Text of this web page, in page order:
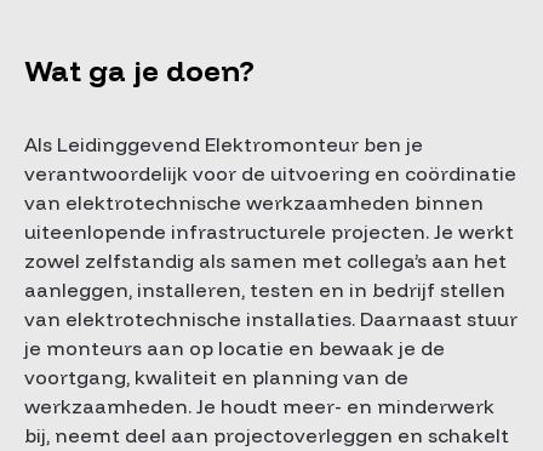
Wat ga je doen?
Als Leidinggevend Elektromonteur ben je
verantwoordelijk voor de uitvoering en coördinatie
van elektrotechnische werkzaamheden binnen
uiteenlopende infrastructurele projecten. Je werkt
zowel zelfstandig als samen met collega’s aan het
aanleggen, installeren, testen en in bedrijf stellen
van elektrotechnische installaties. Daarnaast stuur
je monteurs aan op locatie en bewaak je de
voortgang, kwaliteit en planning van de
werkzaamheden. Je houdt meer- en minderwerk
bij, neemt deel aan projectoverleggen en schakelt